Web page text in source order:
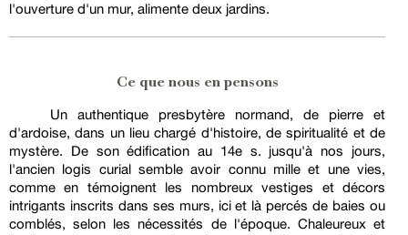
l'ouverture d'un mur, alimente deux jardins.
Ce que nous en pensons
Un authentique presbytère normand, de pierre et
d'ardoise, dans un lieu chargé d'histoire, de spiritualité et de
mystère. De son édification au 14e s. jusqu'à nos jours,
l'ancien logis curial semble avoir connu mille et une vies,
comme en témoignent les nombreux vestiges et décors
intrigants inscrits dans ses murs, ici et là percés de baies ou
comblés, selon les nécessités de l'époque. Chaleureux et